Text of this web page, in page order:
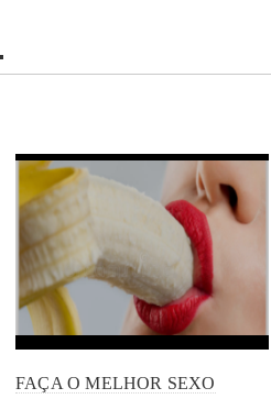
FAÇA O MELHOR SEXO